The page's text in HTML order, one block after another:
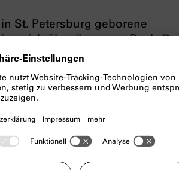
St. Petersburg geborene
über ihr neues BuchDer
und tief bewegend: der erste